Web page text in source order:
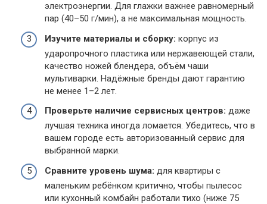
электроэнергии. Для глажки важнее равномерный
пар (40–50 г/мин), а не максимальная мощность.
Изучите материалы и сборку: корпус из
ударопрочного пластика или нержавеющей стали,
качество ножей блендера, объём чаши
мультиварки. Надёжные бренды дают гарантию
не менее 1–2 лет.
Проверьте наличие сервисных центров: даже
лучшая техника иногда ломается. Убедитесь, что в
вашем городе есть авторизованный сервис для
выбранной марки.
Сравните уровень шума: для квартиры с
маленьким ребёнком критично, чтобы пылесос
или кухонный комбайн работали тихо (ниже 75